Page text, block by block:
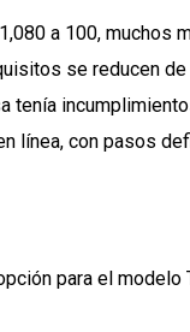
a 100, muchos
se reducen de
tenía
línea, con pasos
para el modelo